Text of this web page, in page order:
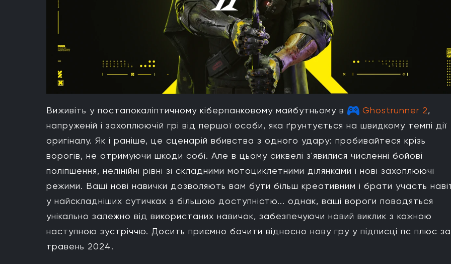
Виживіть у постапокаліптичному кіберпанковому майбутньому в Ghostrunner 2,
напруженій і захоплюючій грі від першої особи, яка ґрунтується на швидкому темпі дії
оригіналу. Як і раніше, це сценарій вбивства з одного удару: пробивайтеся крізь
ворогів, не отримуючи шкоди собі. Але в цьому сиквелі з'явилися численні бойові
поліпшення, нелінійні рівні зі складними мотоциклетними ділянками і нові захоплюючі
режими. Ваші нові навички дозволяють вам бути більш креативним і брати участь
у найскладніших сутичках з більшою доступністю... однак, ваші вороги поводяться
унікально залежно від використаних навичок, забезпечуючи новий виклик з кожною
наступною зустріччю. Досить приємно бачити відносно нову гру у підписці пс плюс за
травень 2024.